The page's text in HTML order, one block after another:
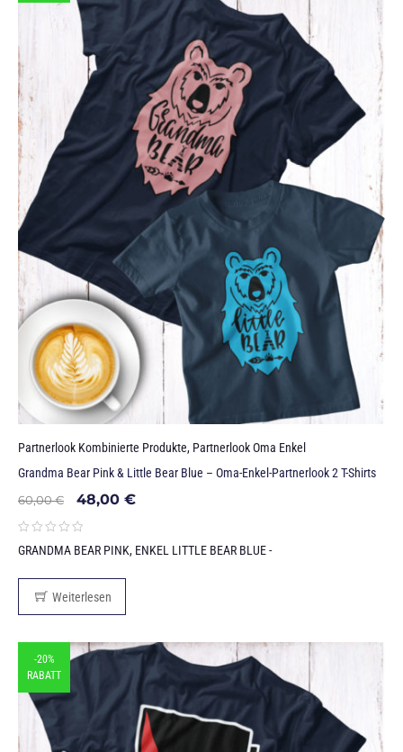
Partnerlook Kombinierte Produkte, Partnerlook Oma Enkel
Grandma Bear Pink & Little Bear Blue – Oma-Enkel-Partnerlook 2 T-Shirts
60,00€ 48,00 €
GRANDMA BEAR PINK, ENKEL LITTLE BEAR BLUE -
Weiterlesen
-20%
RABATT